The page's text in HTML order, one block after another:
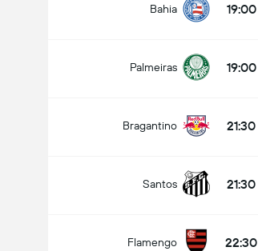
Bahia 19:00
Palmeiras 19:00
Bragantino 21:30
Santos 21:30
Flamengo 22:30